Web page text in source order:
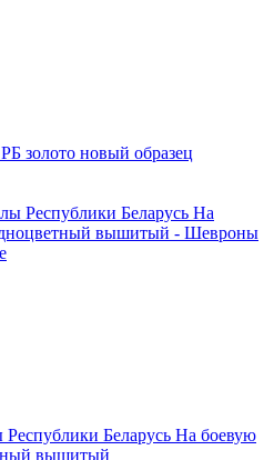
золото новый образец
Беларусь На боевую
вышитый